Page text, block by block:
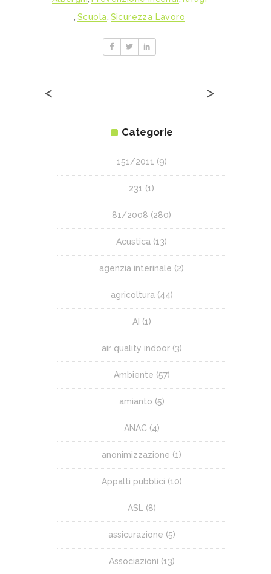
, Scuola, Sicurezza Lavoro
< >
Categorie
151/2011 (9)
231 (1)
81/2008 (280)
Acustica (13)
agenzia interinale (2)
agricoltura(44)
AI (1)
air quality indoor(3)
Ambiente (57)
amianto (5)
ANAC (4)
anonimizzazione (1)
Appalti pubblici (10)
ASL(8)
assicurazione (5)
Associazioni (13)